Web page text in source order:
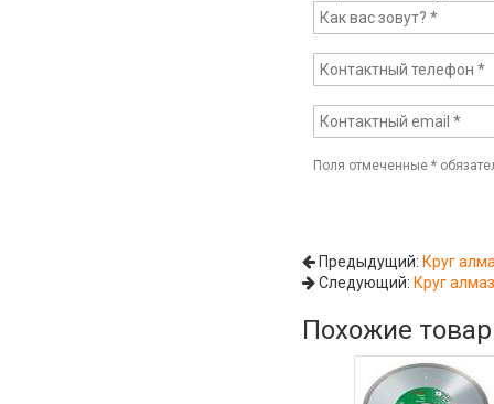
Поля отмеченные*
Предыдущий: Круг
Следующий: Круг
Похожие